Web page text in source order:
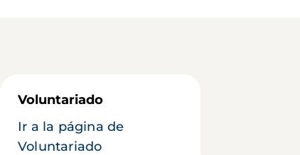
Voluntariado
Ir a la página de
Voluntariado